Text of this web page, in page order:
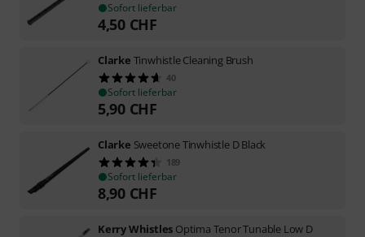
Sofort lieferbar
4,50 CHF
Clarke Tinwhistle Cleaning Brush
40
Sofort lieferbar
5,90 CHF
Clarke Sweetone Tinwhistle D Black
189
Sofort lieferbar
8,90 CHF
Kerry Whistles Optima Tenor Tunable Low D